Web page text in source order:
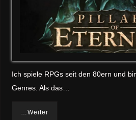
Ich spiele RPGs seit den 80ern und
Genres. Als das…
…Weiter